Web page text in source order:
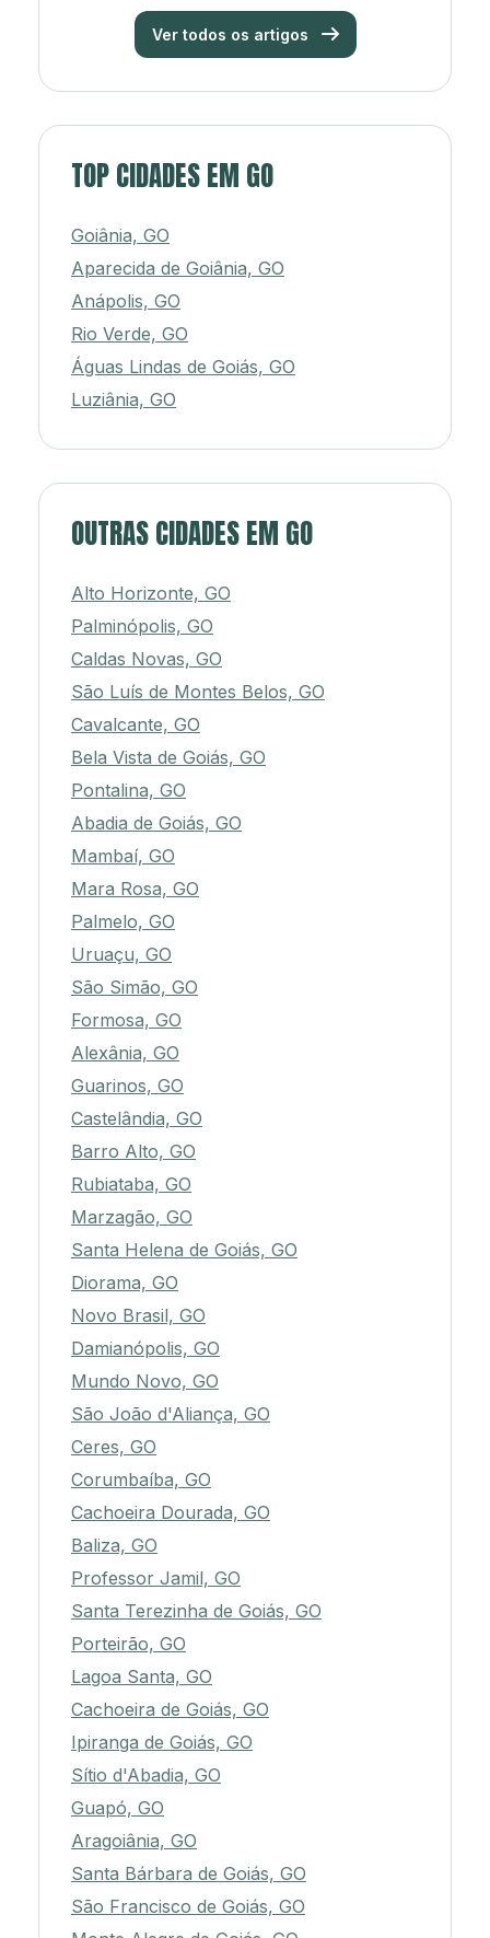
Ver todos os artigos
TOP CIDADES EM GO
Goiânia, GO
Aparecida de Goiânia, GO
Anápolis, GO
Rio Verde, GO
Águas Lindas de Goiás, GO
Luziânia, GO
OUTRAS CIDADES EM GO
Alto Horizonte, GO
Palminópolis, GO
Caldas Novas, GO
São Luís de Montes Belos, GO
Cavalcante, GO
Bela Vista de Goiás, GO
Pontalina, GO
Abadia de Goiás, GO
Mambaí, GO
Mara Rosa, GO
Palmelo, GO
Uruaçu, GO
São Simão, GO
Formosa, GO
Alexânia, GO
Guarinos, GO
Castelândia, GO
Barro Alto, GO
Rubiataba, GO
Marzagão, GO
Santa Helena de Goiás, GO
Diorama, GO
Novo Brasil, GO
Damianópolis, GO
Mundo Novo, GO
São João d'Aliança, GO
Ceres, GO
Corumbaíba, GO
Cachoeira Dourada, GO
Baliza, GO
Professor Jamil, GO
Santa Terezinha de Goiás, GO
Porteirão, GO
Lagoa Santa, GO
Cachoeira de Goiás, GO
Ipiranga de Goiás, GO
Sítio d'Abadia, GO
Guapó, GO
Aragoiânia, GO
Santa Bárbara de Goiás, GO
São Francisco de Goiás, GO